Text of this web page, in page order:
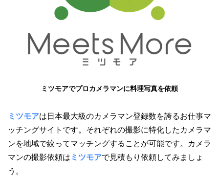
ミツモアでプロカメラマンに料理写真を依頼
ミツモアは日本最大級のカメラマン登録数を誇るお仕事マ
ッチングサイトです。それぞれの撮影に特化したカメラマ
ンを地域で絞ってマッチングすることが可能です。カメラ
マンの撮影依頼は ミツモアで見積もり依頼してみましょ
う。